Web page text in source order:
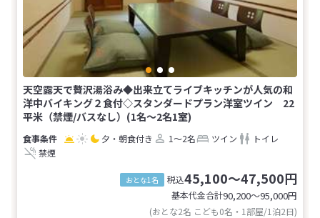
天空露天で贅沢湯浴み◆出来立てライブキッチンが人気の和
洋中バイキング２食付◇スタンダードプラン洋室ツイン 22
平米（禁煙/バスなし）(1名～2名1室)
夕・朝食付き 1～2名 ツイン
トイレ
禁煙
おとな1名 税込45,100～47,500円
基本代金合計90,200〜95,000円
(おとな2名 こども0名・1部屋/1泊2日)